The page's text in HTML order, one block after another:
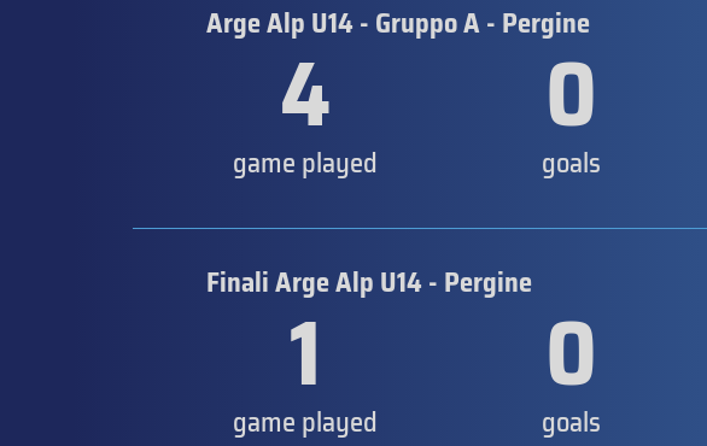
Arge Alp U14 - Gruppo A - Pergine
4
game played 0
goals
Finali Arge Alp U14 - Pergine
1
game played 0
goals